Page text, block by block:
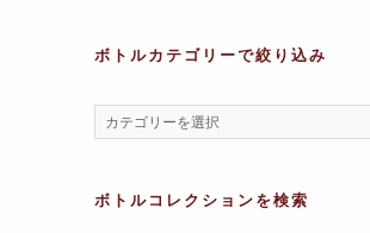
ボトルカテゴリーで絞り込み
ボトルコレクションを検索